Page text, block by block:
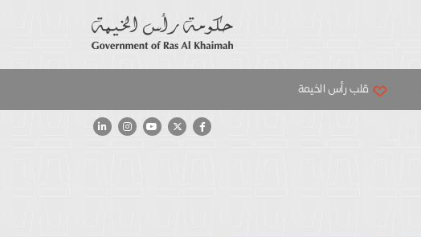
قلب رأس الخيمة